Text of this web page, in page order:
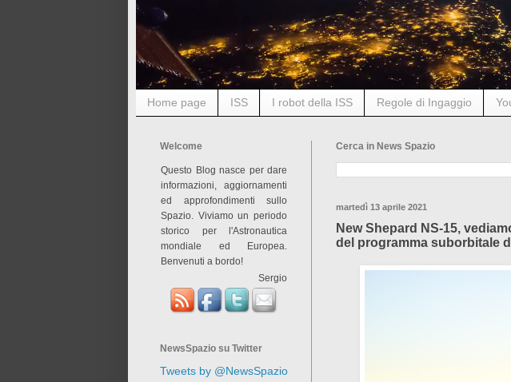
Home page ISS I robot della ISS Regole di Ingaggio
Cerca in News Spazio
martedì 13 aprile 2021
New Shepard NS-15,
del programma suborbitale
Welcome
Questo Blog nasce per dare
informazioni, aggiornamenti
ed approfondimenti sullo
Spazio. Viviamo un periodo
storico per l'Astronautica
mondiale ed Europea.
Benvenuti a bordo!
Sergio
NewsSpazio su Twitter
Tweets by @NewsSpazio